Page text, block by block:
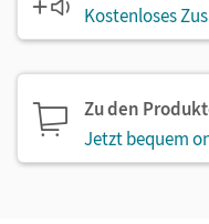
Kostenloses
Zu den
Jetzt bequem